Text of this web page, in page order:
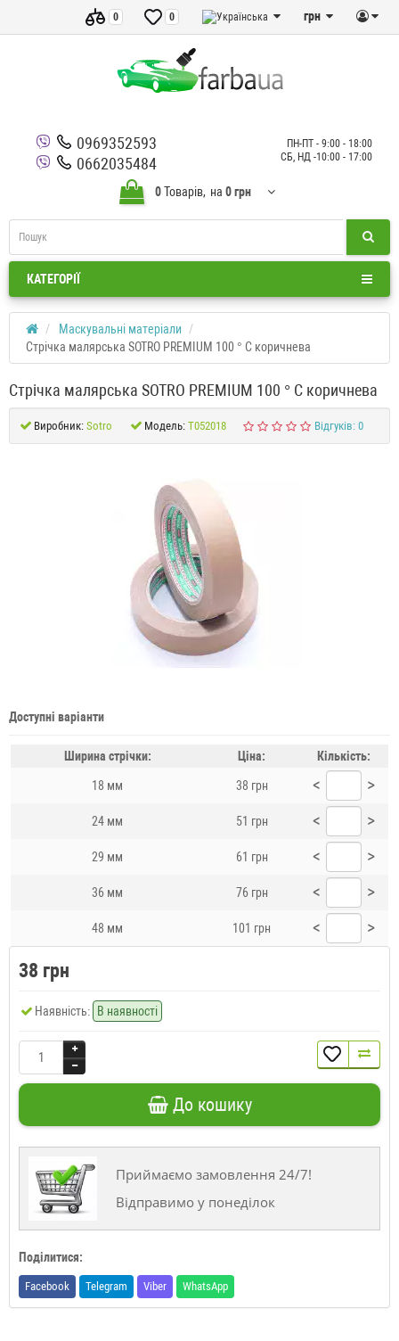
грн
0
0
0969352593
0662035484
ПН-ПТ - 9:00 - 18:00
СБ, НД -10:00 - 17:00
0Товарів, на 0 грн
КАТЕГОРІЇ
Маскувальні матеріали
Стрічка малярська SOTRO PREMIUM 100 ° С коричнева
Стрічка малярська SOTRO PREMIUM 100 ° С коричнева
Виробник: Sotro Модель: T052018 Відгуків: 0
Доступні варіанти
Ширина стрічки: Ціна: Кількість:
18 мм 38 грн < >
24 мм 51 грн < >
29 мм 61 грн < >
36 мм 76 грн < >
48 мм 101 грн < >
38 грн
Наявність: В наявності
До кошику
Приймаємо замовлення 24/7!
Відправимо у понеділок
Поділитися:
Facebook Telegram Viber WhatsApp